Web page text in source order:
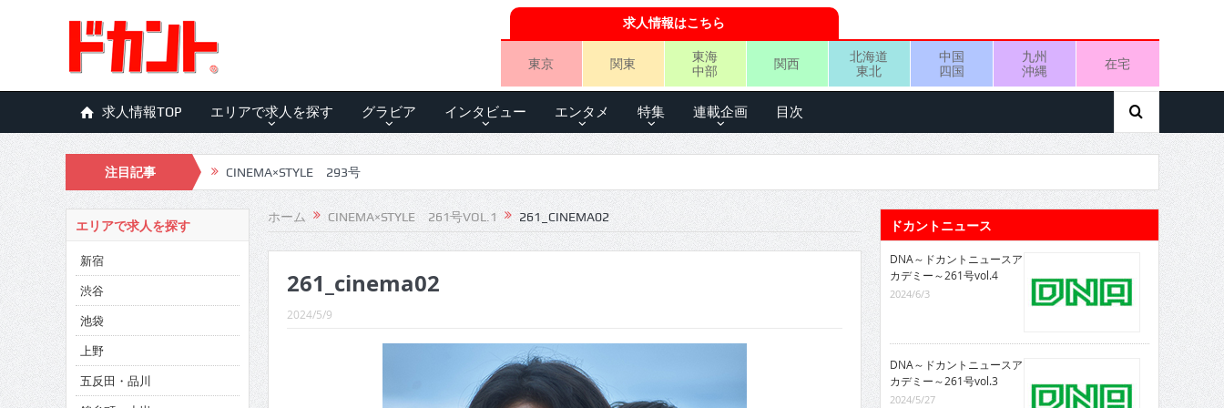
求人情報はこちら
東京 関東
東海
中部
関西
北海道
東北
中国
四国
九州
沖縄
在宅
求人情報TOP エリアで求人を探す グラビア インタビュー エンタメ 特集 連載企画 目次
注目記事 CINEMA×STYLE 293号
CINEMA×STYLE 292号
CINEMA×STYLE 291号
CINEMA×STYLE 290号
CINEMA×STYLE 289号
CINEMA×STYLE 288号
ホーム CINEMA×STYLE 261号VOL.1 261_CINEMA02
261_cinema02
2024/5/9
エリアで求人を探す
新宿
渋谷
池袋
上野
五反田・品川
ドカントニュース
DNA～ドカントニュースア
カデミー～261号vol.4
2024/6/3
DNA～ドカントニュースア
カデミー～261号vol.3
2024/5/27